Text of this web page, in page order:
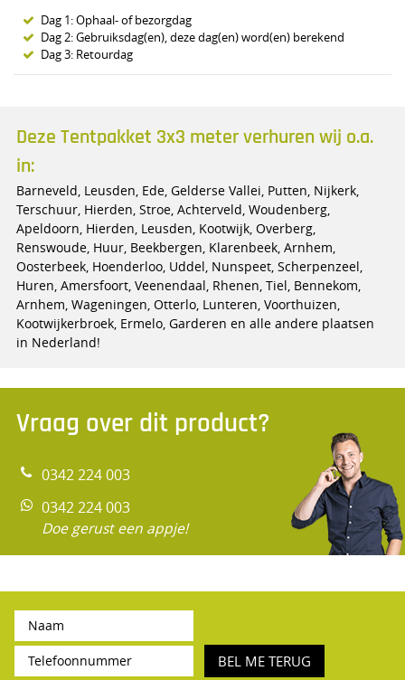
Dag 1: Ophaal- of bezorgdag
Dag 2: Gebruiksdag(en), deze dag(en) word(en) berekend
Dag 3: Retourdag
Deze Tentpakket 3x3 meter verhuren wij o.a.
in:
Barneveld, Leusden, Ede, Gelderse Vallei, Putten, Nijkerk,
Terschuur, Hierden, Stroe, Achterveld, Woudenberg,
Apeldoorn, Hierden, Leusden, Kootwijk, Overberg,
Renswoude, Huur, Beekbergen, Klarenbeek, Arnhem,
Oosterbeek, Hoenderloo, Uddel, Nunspeet, Scherpenzeel,
Huren, Amersfoort, Veenendaal, Rhenen, Tiel, Bennekom,
Arnhem, Wageningen, Otterlo, Lunteren, Voorthuizen,
Kootwijkerbroek, Ermelo, Garderen en alle andere plaatsen
in Nederland!
Vraag over dit product?
0342 224 003
0342 224 003
Doe gerust een appje!
BEL ME TERUG